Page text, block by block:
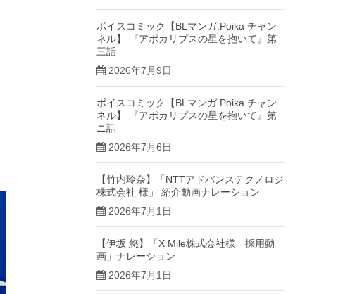
ボイスコミック【BLマンガ.Poika チャン
ネル】 『アポカリプスの星を抱いて』第
三話
2026年7月9日
ボイスコミック【BLマンガ.Poika チャン
ネル】 『アポカリプスの星を抱いて』第
ニ話
2026年7月6日
【竹内玲奈】「NTTアドバンステクノロジ
株式会社 様」 紹介動画ナレーション
2026年7月1日
【伊坂 悠】「X Mile株式会社様 採用動
画」ナレーション
2026年7月1日